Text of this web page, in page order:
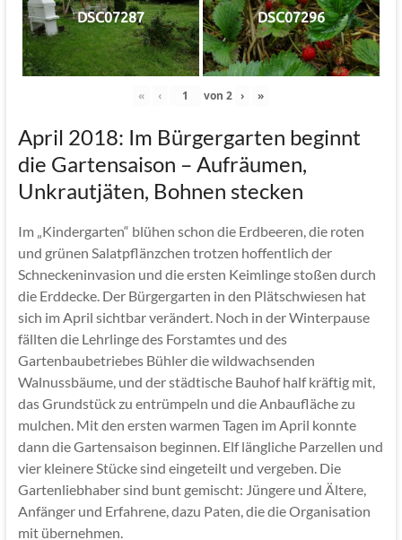
DSC07287 DSC07296
« ‹ von 2 › »
April 2018: Im Bürgergarten beginnt
die Gartensaison – Aufräumen,
Unkrautjäten, Bohnen stecken
Im „Kindergarten“ blühen schon die Erdbeeren, die roten
und grünen Salatpflänzchen trotzen hoffentlich der
Schneckeninvasion und die ersten Keimlinge stoßen durch
die Erddecke. Der Bürgergarten in den Plätschwiesen hat
sich im April sichtbar verändert. Noch in der Winterpause
fällten die Lehrlinge des Forstamtes und des
Gartenbaubetriebes Bühler die wildwachsenden
Walnussbäume, und der städtische Bauhof half kräftig mit,
das Grundstück zu entrümpeln und die Anbaufläche zu
mulchen. Mit den ersten warmen Tagen im April konnte
dann die Gartensaison beginnen. Elf längliche Parzellen und
vier kleinere Stücke sind eingeteilt und vergeben. Die
Gartenliebhaber sind bunt gemischt: Jüngere und Ältere,
Anfänger und Erfahrene, dazu Paten, die die Organisation
mit übernehmen.